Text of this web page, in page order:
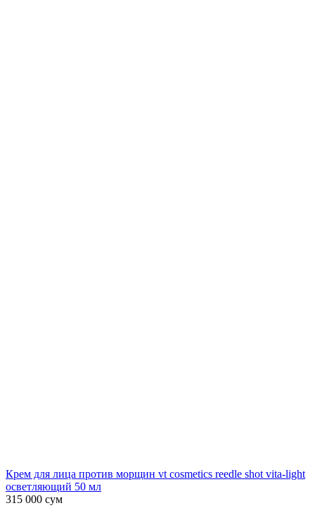
Крем для лица против морщин vt cosmetics reedle shot vita-light
осветляющий 50 мл
315 000 сум